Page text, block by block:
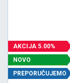
AKCIJA 5.00%
NOVO
PREPORUČUJEMO